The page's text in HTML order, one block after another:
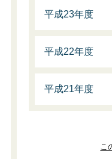
平成23年度
平成22年度
平成21年度
こ